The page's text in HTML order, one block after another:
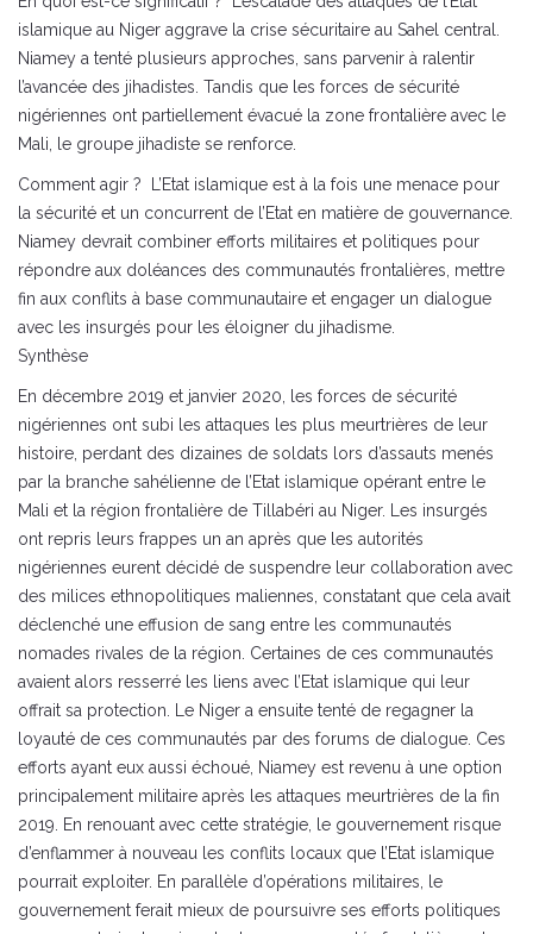
islamique au Niger aggrave la crise sécuritaire au Sahel central.
Niamey a tenté plusieurs approches, sans parvenir à ralentir
l’avancée des jihadistes. Tandis que les forces de sécurité
nigériennes ont partiellement évacué la zone frontalière avec le
Mali, le groupe jihadiste se renforce.
Comment agir ? L’Etat islamique est à la fois une menace pour
la sécurité et un concurrent de l’Etat en matière de gouvernance.
Niamey devrait combiner efforts militaires et politiques pour
répondre aux doléances des communautés frontalières, mettre
fin aux conflits à base communautaire et engager un dialogue
avec les insurgés pour les éloigner du jihadisme.
Synthèse
En décembre 2019 et janvier 2020, les forces de sécurité
nigériennes ont subi les attaques les plus meurtrières de leur
histoire, perdant des dizaines de soldats lors d’assauts menés
par la branche sahélienne de l’Etat islamique opérant entre le
Mali et la région frontalière de Tillabéri au Niger. Les insurgés
ont repris leurs frappes un an après que les autorités
nigériennes eurent décidé de suspendre leur collaboration avec
des milices ethnopolitiques maliennes, constatant que cela avait
déclenché une effusion de sang entre les communautés
nomades rivales de la région. Certaines de ces communautés
avaient alors resserré les liens avec l’Etat islamique qui leur
offrait sa protection. Le Niger a ensuite tenté de regagner la
loyauté de ces communautés par des forums de dialogue. Ces
efforts ayant eux aussi échoué, Niamey est revenu à une option
principalement militaire après les attaques meurtrières de la fin
2019. En renouant avec cette stratégie, le gouvernement risque
d’enflammer à nouveau les conflits locaux que l’Etat islamique
pourrait exploiter. En parallèle d’opérations militaires, le
gouvernement ferait mieux de poursuivre ses efforts politiques